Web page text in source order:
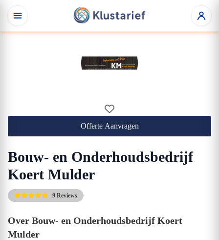
Offerte Aanvragen
Bouw- en Onderhoudsbedrijf
Koert Mulder
9 Reviews
Over Bouw- en Onderhoudsbedrijf Koert
Mulder